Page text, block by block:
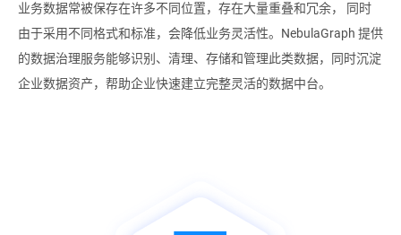
业务数据常被保存在许多不同位置，存在大量重叠和冗余， 同时
由于采用不同格式和标准，会降低业务灵活性。NebulaGraph 提供
的数据治理服务能够识别、清理、存储和管理此类数据，同时沉淀
企业数据资产，帮助企业快速建立完整灵活的数据中台。